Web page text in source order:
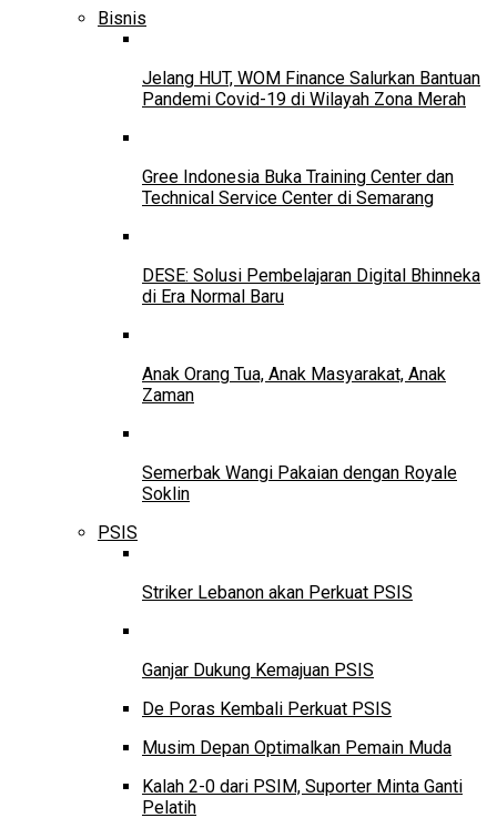
Bisnis
Jelang HUT, WOM Finance Salurkan Bantuan
Pandemi Covid-19 di Wilayah Zona Merah
Gree Indonesia Buka Training Center dan
Technical Service Center di Semarang
DESE: Solusi Pembelajaran Digital Bhinneka
di Era Normal Baru
Anak Orang Tua, Anak Masyarakat, Anak
Zaman
Semerbak Wangi Pakaian dengan Royale
Soklin
PSIS
Striker Lebanon akan Perkuat PSIS
Ganjar Dukung Kemajuan PSIS
De Poras Kembali Perkuat PSIS
Musim Depan Optimalkan Pemain Muda
Kalah 2-0 dari PSIM, Suporter Minta Ganti
Pelatih